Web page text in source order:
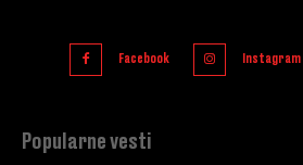
Facebook Instagram
Popularne vesti